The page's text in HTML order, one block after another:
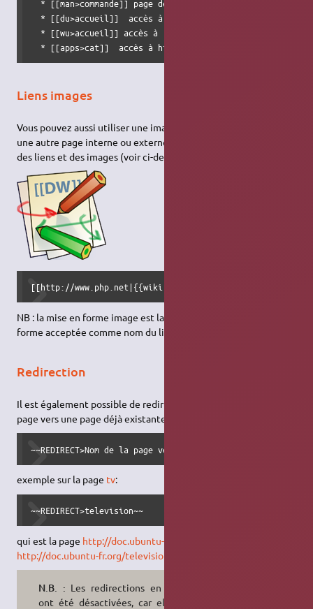
* [[man>commande]] page de manuel en anglais de la
* [[du>accueil]]  accès à  https://help.ubuntu.com/
  * [[wu>accueil]] accès à  https://wiki.ubuntu.com/
  * [[apps>cat]]  accès à https://apps.ubuntu.com
Liens images
Vous pouvez aussi utiliser une image afin de créer un lien vers
une autre page interne ou externe en combinant les syntaxes
des liens et des images (voir ci-dessous) comme ceci :
[[http://www.php.net|{{wiki:dokuwiki-128.png}}]]
NB : la mise en forme image est la seule syntaxe de mise en
forme acceptée comme nom du lien.
Redirection
Il est également possible de rediriger automatiquement une
page vers une page déjà existante :
~~REDIRECT>Nom de la page vers laquelle pointer~~
exemple sur la page tv:
~~REDIRECT>television~~
qui est la page http://doc.ubuntu-fr.org/tv
http://doc.ubuntu-fr.org/television
N.B. : Les redirections en cascade
ont été désactivées, car elles sont